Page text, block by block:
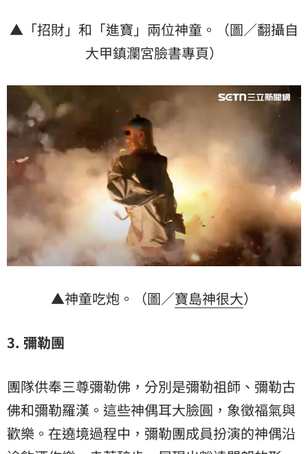
▲「招財」和「進寶」兩位神童。（圖／翻攝自
大甲鎮瀾宮臉書專頁）
▲神童吃炮。（圖／寶島神很大）
3. 彌勒團
團隊供奉三尊彌勒佛，分別是彌勒祖師、彌勒古
佛和彌勒羅漢。這些神偶耳大臉圓，象徵福氣與
歡樂。在遶境過程中，彌勒團成員扮演的神偶沿